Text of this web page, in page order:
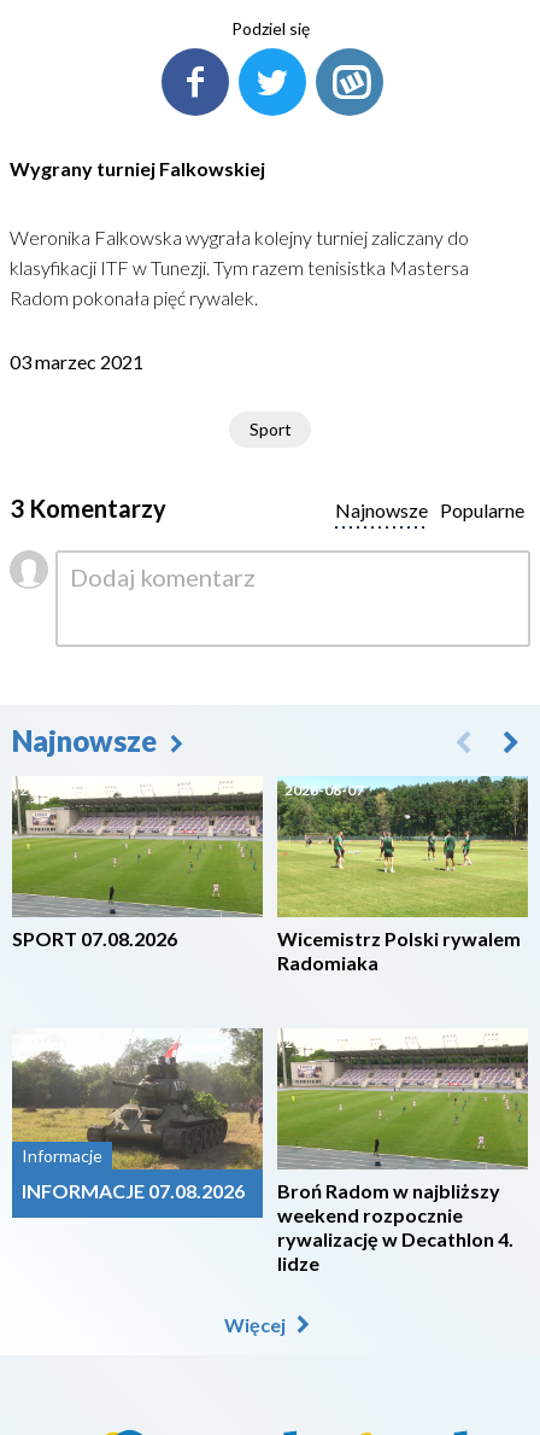
Podziel się
Wygrany turniej Falkowskiej
Weronika Falkowska wygrała kolejny turniej zaliczany do
klasyfikacji ITF w Tunezji. Tym razem tenisistka Mastersa
Radom pokonała pięć rywalek.
03 marzec 2021
Sport
3 Komentarzy Popularne
Najnowsze
Najnowsze
2026-08-07
SPORT 07.08.2026
Informacje
INFORMACJE 07.08.2026
2026-08-07
Wicemistrz Polski rywalem
Radomiaka
2026-08-07
Broń Radom w najbliższy
weekend rozpocznie
rywalizację w Decathlon 4.
lidze
Więcej